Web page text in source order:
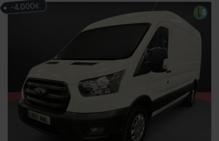
-4.000€